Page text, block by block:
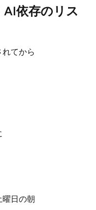
依存のリス
てから
曜日の朝